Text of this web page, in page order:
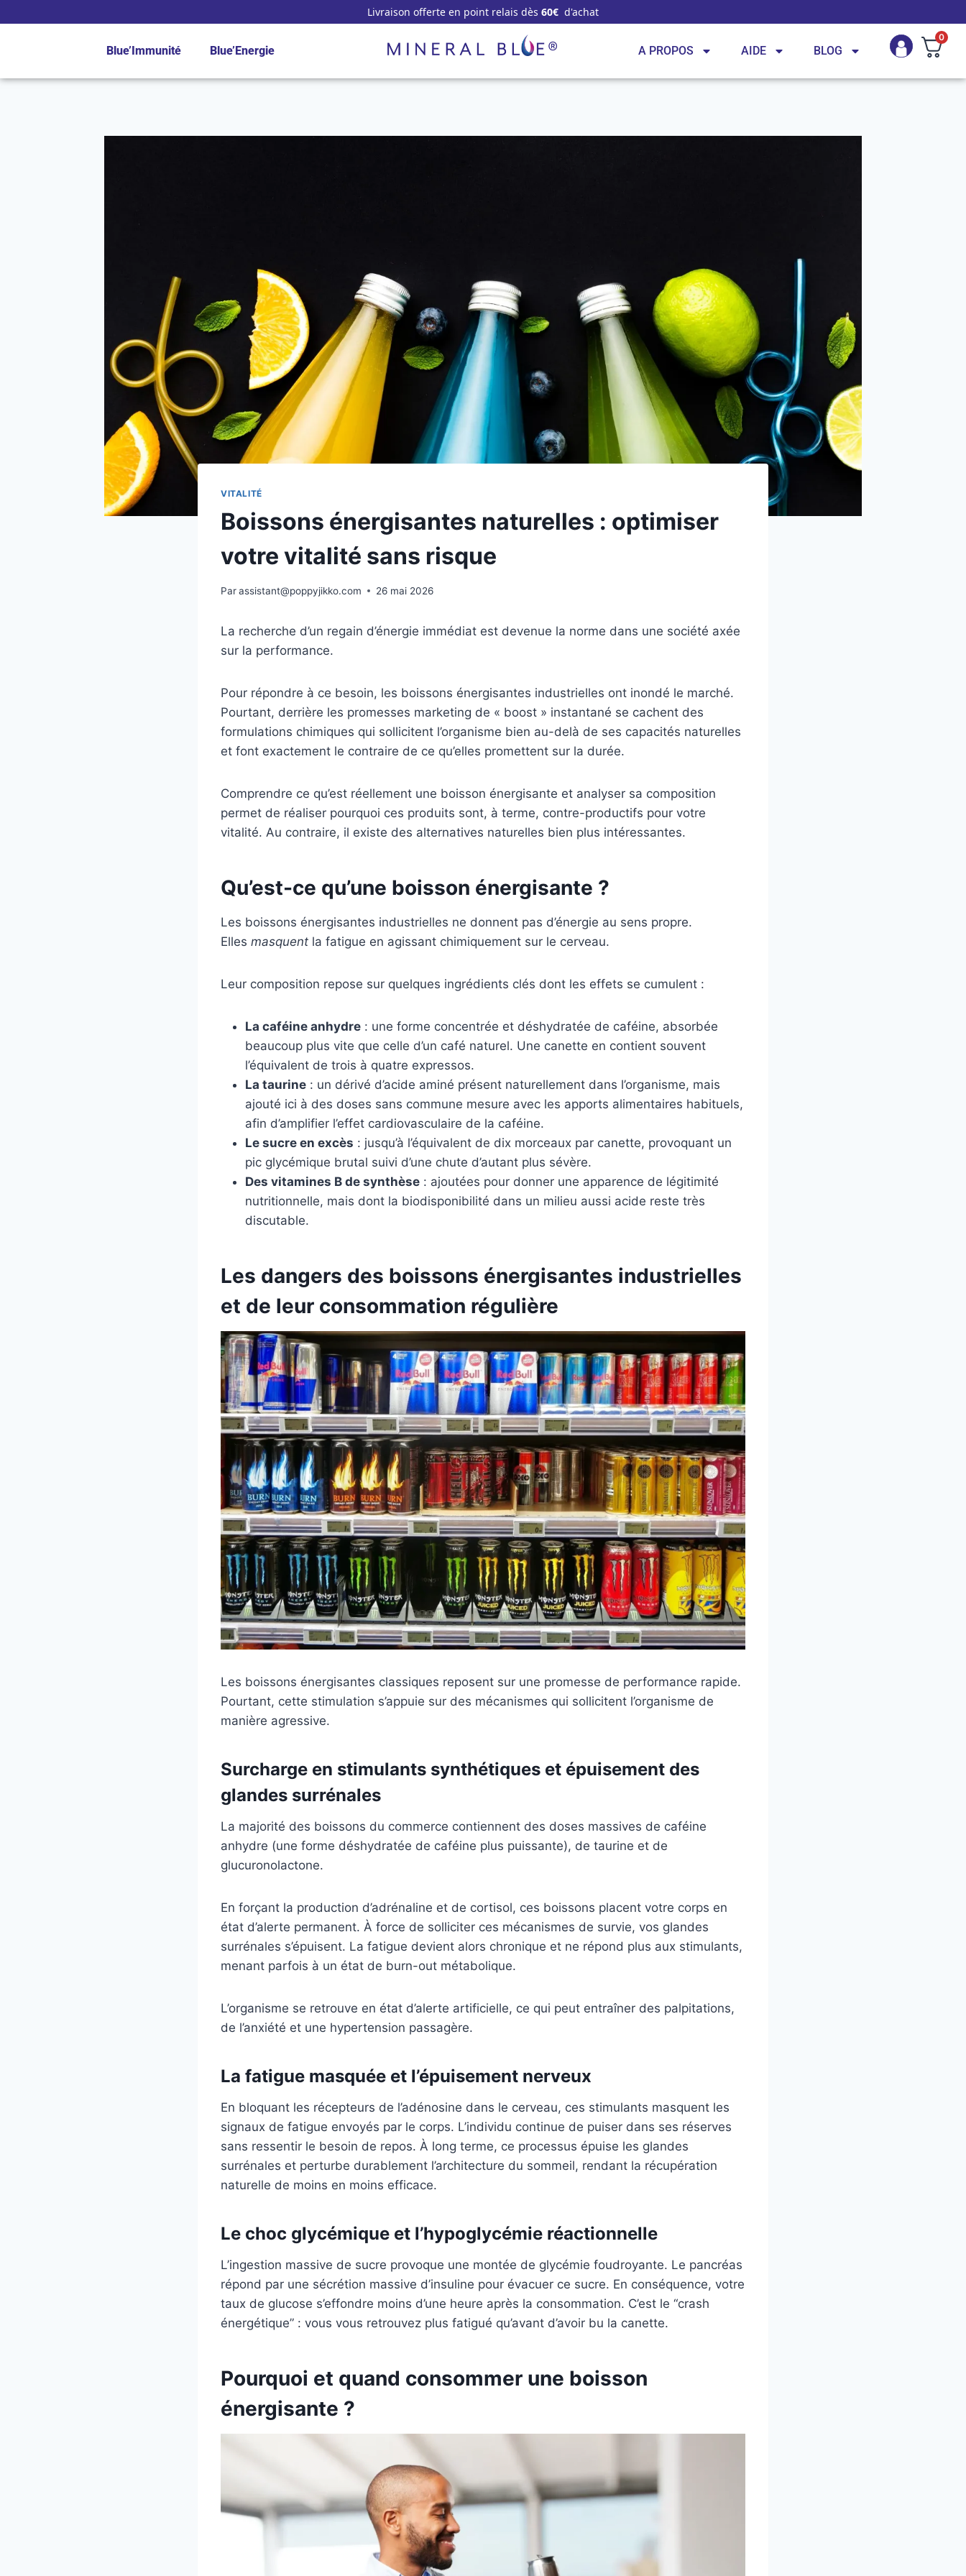
Livraison offerte en point relais dès 60€ d'achat
Blue’Immunité Blue’Energie A PROPOS AIDE BLOG
0
VITALITÉ
Boissons énergisantes naturelles : optimiser
votre vitalité sans risque
Parassistant@poppyjikko.com 26 mai 2026
La recherche d’un regain d’énergie immédiat est devenue la norme dans une société axée
sur la performance.
Pour répondre à ce besoin, les boissons énergisantes industrielles ont inondé le marché.
Pourtant, derrière les promesses marketing de « boost » instantané se cachent des
formulations chimiques qui sollicitent l’organisme bien au-delà de ses capacités naturelles
et font exactement le contraire de ce qu’elles promettent sur la durée.
Comprendre ce qu’est réellement une boisson énergisante et analyser sa composition
permet de réaliser pourquoi ces produits sont, à terme, contre-productifs pour votre
vitalité. Au contraire, il existe des alternatives naturelles bien plus intéressantes.
Qu’est-ce qu’une boisson énergisante ?
Les boissons énergisantes industrielles ne donnent pas d’énergie au sens propre.
Elles masquent la fatigue en agissant chimiquement sur le cerveau.
Leur composition repose sur quelques ingrédients clés dont les effets se cumulent :
La caféine anhydre : une forme concentrée et déshydratée de caféine, absorbée
beaucoup plus vite que celle d’un café naturel. Une canette en contient souvent
l’équivalent de trois à quatre expressos.
La taurine : un dérivé d’acide aminé présent naturellement dans l’organisme, mais
ajouté ici à des doses sans commune mesure avec les apports alimentaires habituels,
afin d’amplifier l’effet cardiovasculaire de la caféine.
Le sucre en excès : jusqu’à l’équivalent de dix morceaux par canette, provoquant un
pic glycémique brutal suivi d’une chute d’autant plus sévère.
Des vitamines B de synthèse : ajoutées pour donner une apparence de légitimité
nutritionnelle, mais dont la biodisponibilité dans un milieu aussi acide reste très
discutable.
Les dangers des boissons énergisantes industrielles
et de leur consommation régulière
Les boissons énergisantes classiques reposent sur une promesse de performance rapide.
Pourtant, cette stimulation s’appuie sur des mécanismes qui sollicitent l’organisme de
manière agressive.
Surcharge en stimulants synthétiques et épuisement des
glandes surrénales
La majorité des boissons du commerce contiennent des doses massives de caféine
anhydre (une forme déshydratée de caféine plus puissante), de taurine et de
glucuronolactone.
En forçant la production d’adrénaline et de cortisol, ces boissons placent votre corps en
état d’alerte permanent. À force de solliciter ces mécanismes de survie, vos glandes
surrénales s’épuisent. La fatigue devient alors chronique et ne répond plus aux stimulants,
menant parfois à un état de burn-out métabolique.
L’organisme se retrouve en état d’alerte artificielle, ce qui peut entraîner des palpitations,
de l’anxiété et une hypertension passagère.
La fatigue masquée et l’épuisement nerveux
En bloquant les récepteurs de l’adénosine dans le cerveau, ces stimulants masquent les
signaux de fatigue envoyés par le corps. L’individu continue de puiser dans ses réserves
sans ressentir le besoin de repos. À long terme, ce processus épuise les glandes
surrénales et perturbe durablement l’architecture du sommeil, rendant la récupération
naturelle de moins en moins efficace.
Le choc glycémique et l’hypoglycémie réactionnelle
L’ingestion massive de sucre provoque une montée de glycémie foudroyante. Le pancréas
répond par une sécrétion massive d’insuline pour évacuer ce sucre. En conséquence, votre
taux de glucose s’effondre moins d’une heure après la consommation. C’est le “crash
énergétique” : vous vous retrouvez plus fatigué qu’avant d’avoir bu la canette.
Pourquoi et quand consommer une boisson
énergisante ?